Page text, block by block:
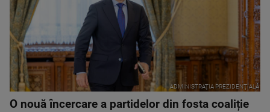
ADMINISTRAŢIA PREZIDENŢIALĂ
O nouă încercare a partidelor din fosta coaliție